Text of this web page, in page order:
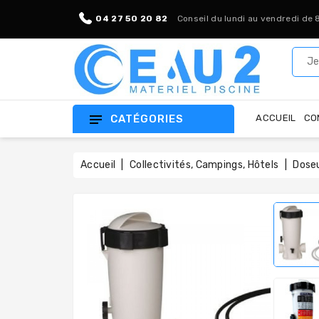
04 27 50 20 82 Conseil du lundi au vendredi de
CATÉGORIES ACCUEIL
Accueil Collectivités, Campings, Hôtels